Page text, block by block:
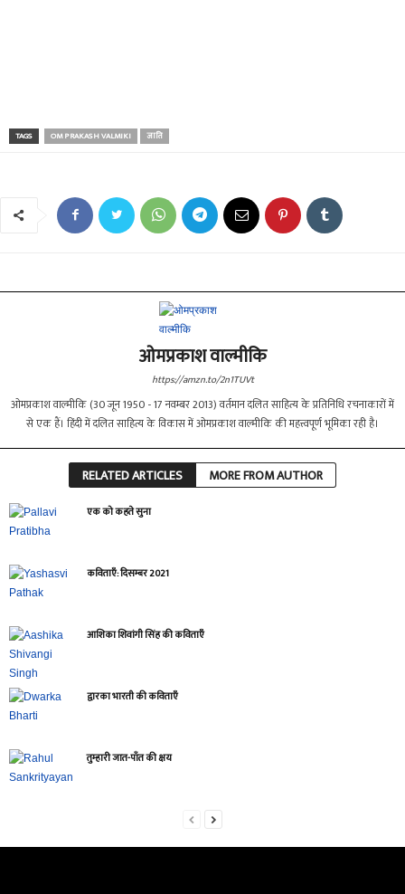
TAGS OM PRAKASH VALMIKI जाति
ओमप्रकाश वाल्मीकि
https://amzn.to/2n1TUVt
ओमप्रकाश वाल्मीकि (30 जून 1950 - 17 नवम्बर 2013) वर्तमान दलित साहित्य के प्रतिनिधि रचनाकारों में
से एक हैं। हिंदी में दलित साहित्य के विकास में ओमप्रकाश वाल्मीकि की महत्त्वपूर्ण भूमिका रही है।
RELATED ARTICLES MORE FROM AUTHOR
एक को कहते सुना
कविताएँ: दिसम्बर 2021
आशिका शिवांगी सिंह की कविताएँ
द्वारका भारती की कविताएँ
तुम्हारी जात-पाँत की क्षय